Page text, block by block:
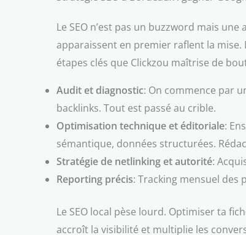
Le SEO n’est pas un buzzword mais
apparaissent en premier raflent la mise.
étapes clés que Clickzou maîtrise de
Audit et diagnostic: On commence par
backlinks. Tout est passé au crible.
Optimisation technique et éditoriale:
sémantique, données structurées.
Stratégie de netlinking et autorité:
Reporting précis: Tracking mensuel des
Le SEO local pèse lourd. Optimiser ta
accroît la visibilité et multiplie les